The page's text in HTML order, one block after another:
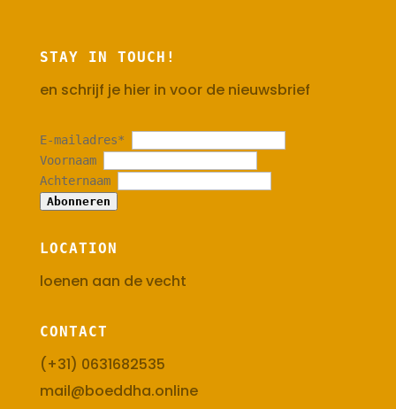
STAY IN TOUCH!
en schrijf je hier in voor de nieuwsbrief
E-mailadres*
Voornaam
Achternaam
Abonneren
LOCATION
loenen aan de vecht
CONTACT
(+31) 0631682535
mail@boeddha.online